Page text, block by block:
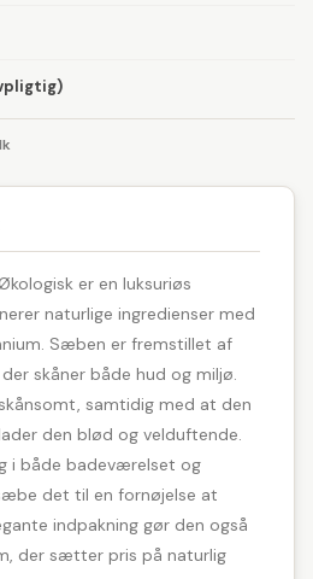
er en luksuriøs
naturlige ingredienser med
Sæben er fremstillet af
skåner både hud og miljø.
samtidig med at den
den blød og velduftende.
i både badeværelset og
det til en fornøjelse at
indpakning gør den også
der sætter pris på naturlig